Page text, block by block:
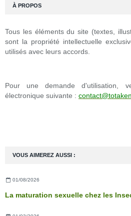
VOUS AIMEREZ AUSSI :
01/08/2026
À PROPOS
Tous les éléments du site (textes,
sont la propriété intellectuelle
utilisés avec leurs accords.
Pour une demande d'utilisation,
électronique suivante :